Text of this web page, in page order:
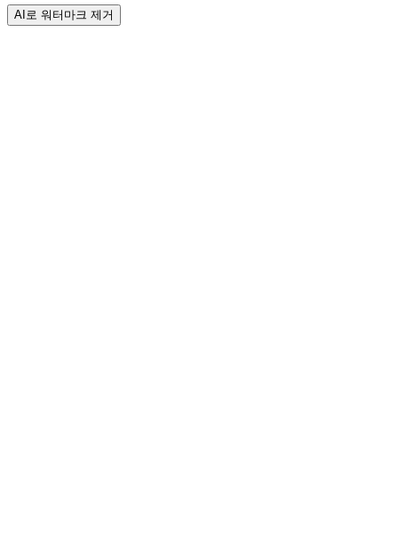
AI로 워터마크 제거